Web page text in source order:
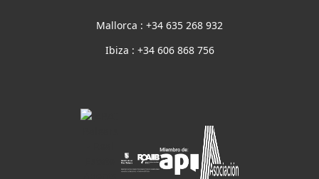
Mallorca : +34 635 268 932
Ibiza : +34 606 868 756